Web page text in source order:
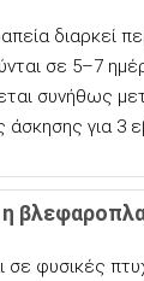
διαρκεί
σε 5–7
συνήθως
άσκησης για 3
σε φυσικές